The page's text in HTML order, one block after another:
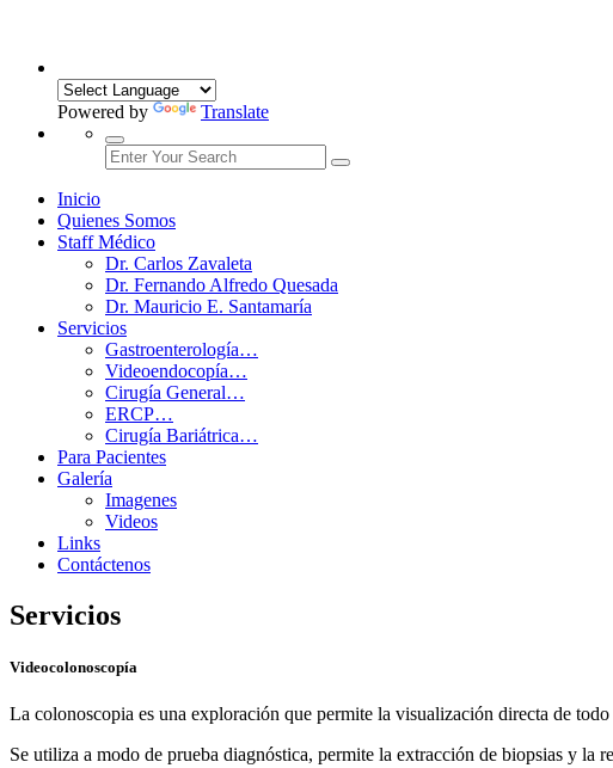
Powered by Translate
Inicio
Quienes Somos
Staff Médico
Dr. Carlos Zavaleta
Dr. Fernando Alfredo Quesada
Dr. Mauricio E. Santamaría
Servicios
Gastroenterología…
Videoendocopía…
Cirugía General…
ERCP…
Cirugía Bariátrica…
Para Pacientes
Galería
Imagenes
Videos
Links
Contáctenos
Servicios
Videocolonoscopía
La colonoscopia es una exploración que permite la visualización directa de
Se utiliza a modo de prueba diagnóstica, permite la extracción de biopsias y la